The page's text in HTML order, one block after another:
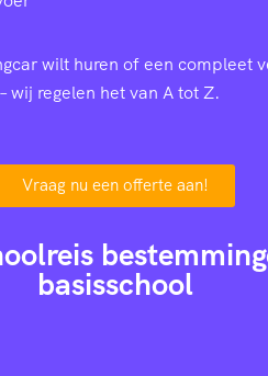
wilt huren of een compleet
wij regelen het van A tot Z.
Vraag nu een offerte aan!
basisschool